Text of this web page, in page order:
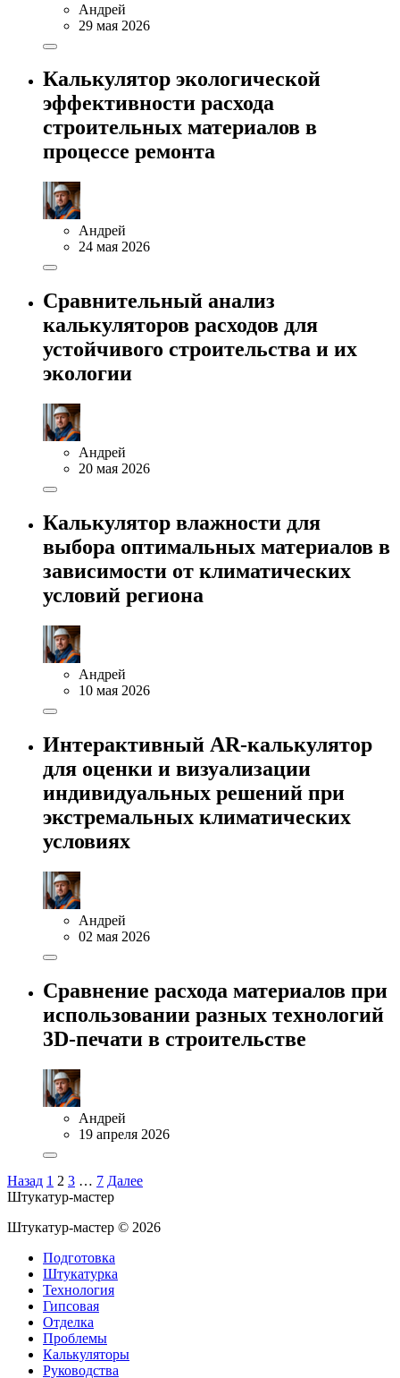
Андрей
29 мая 2026
Калькулятор экологической
эффективности расхода
строительных материалов в
процессе ремонта
Андрей
24 мая 2026
Сравнительный анализ
калькуляторов расходов для
устойчивого строительства и их
экологии
Андрей
20 мая 2026
Калькулятор влажности для
выбора оптимальных материалов в
зависимости от климатических
условий региона
Андрей
10 мая 2026
Интерактивный AR-калькулятор
для оценки и визуализации
индивидуальных решений при
экстремальных климатических
условиях
Андрей
02 мая 2026
Сравнение расхода материалов при
использовании разных технологий
3D-печати в строительстве
Андрей
19 апреля 2026
Назад 1 2 3 … 7 Далее
Штукатур-мастер
Штукатур-мастер © 2026
Подготовка
Штукатурка
Технология
Гипсовая
Отделка
Проблемы
Калькуляторы
Руководства